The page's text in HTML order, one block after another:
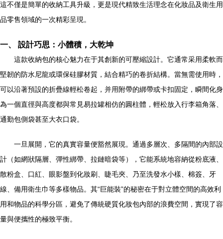
這不僅是簡單的收納工具升級，更是現代精致生活理念在化妝品及衛生用
品零售領域的一次精彩呈現。
一、 設計巧思：小體積，大乾坤
這款收納包的核心魅力在于其創新的可壓縮設計。它通常采用柔軟而
堅韌的防水尼龍或環保硅膠材質，結合精巧的卷折結構。當無需使用時，
可以沿著預設的折疊線輕松卷起，并用附帶的綁帶或卡扣固定，瞬間化身
為一個直徑與高度都與常見易拉罐相仿的圓柱體，輕松放入行李箱角落、
通勤包側袋甚至大衣口袋。
一旦展開，它的真實容量便豁然展現。通過多層次、多隔間的內部設
計（如網狀隔層、彈性綁帶、拉鏈暗袋等），它能系統地容納從粉底液、
散粉盒、口紅、眼影盤到化妝刷、睫毛夾、乃至洗發水小樣、棉簽、牙
線、備用衛生巾等多樣物品。其“巨能裝”的秘密在于對立體空間的高效利
用和物品的科學分區，避免了傳統硬質化妝包內部的浪費空間，實現了容
量與便攜性的極致平衡。